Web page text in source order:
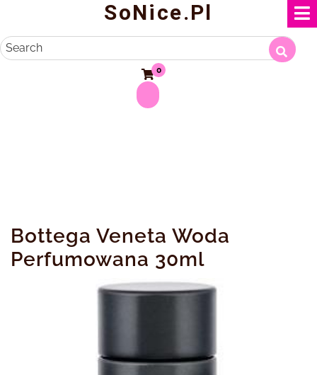
content
SoNice.pl
Search
0
Bottega Veneta Woda
Perfumowana 30ml